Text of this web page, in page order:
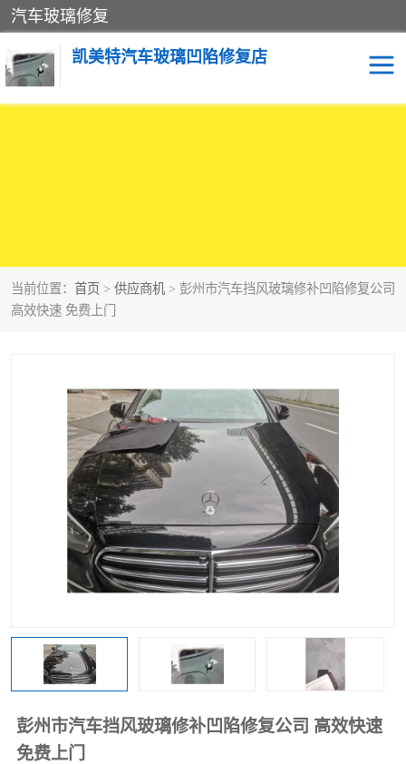
汽车玻璃修复
凯美特汽车玻璃凹陷修复店
当前位置： 首页 > 供应商机 > 彭州市汽车挡风玻璃修补凹陷修复公司
高效快速 免费上门
彭州市汽车挡风玻璃修补凹陷修复公司 高效快速
免费上门